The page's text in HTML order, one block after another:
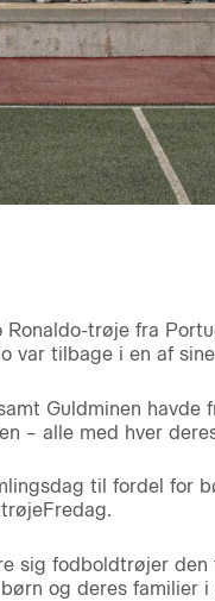
trøje fra
var tilbage i en af
Guldminen havde
– alle med hver
til fordel for
sig fodboldtrøjer
og deres familier